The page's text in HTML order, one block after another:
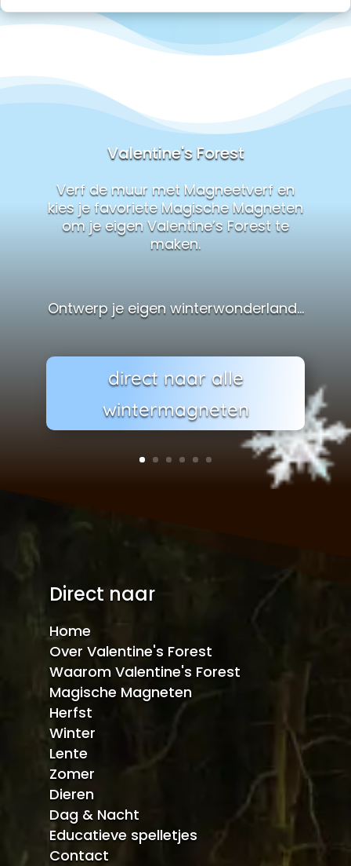
Valentine's Forest
Verf de muur met Magneetverf en
kies je favoriete Magische Magneten
om je eigen Valentine’s Forest te
maken.
Ontwerp je eigen winterwonderland…
direct naar alle
wintermagneten
Direct naar
Home
Over Valentine's Forest
Waarom Valentine's Forest
Magische Magneten
Herfst
Winter
Lente
Zomer
Dieren
Dag & Nacht
Educatieve spelletjes
Contact